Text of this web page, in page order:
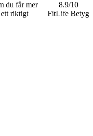
8.9/10
FitLife Betyg
du får mer
ett riktigt